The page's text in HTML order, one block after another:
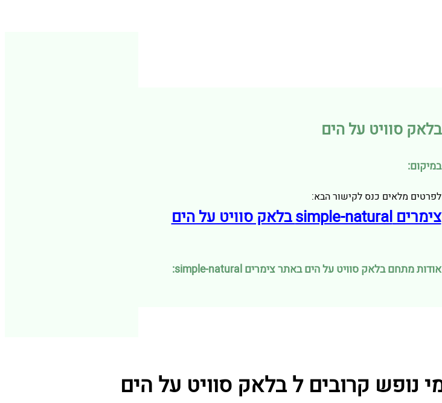
בלאק סוויט על הים
במיקום:
לפרטים מלאים כנס לקישור הבא:
צימרים simple-natural בלאק סוויט על הים
אודות מתחם בלאק סוויט על הים באתר צימרים simple-natural: